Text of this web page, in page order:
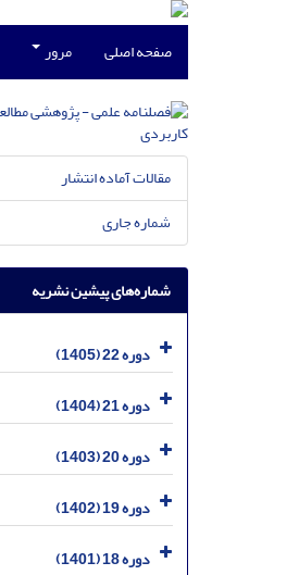
صفحه اصلی مرور
مقالات آماده انتشار
شماره جاری
شماره‌های پیشین نشریه
دوره 22 (1405)
دوره 21 (1404)
دوره 20 (1403)
دوره 19 (1402)
دوره 18 (1401)